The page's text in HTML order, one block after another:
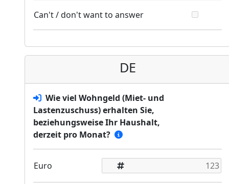
Can't / don't want to answer
DE
Wie viel Wohngeld (Miet- und
Lastenzuschuss) erhalten Sie,
beziehungsweise Ihr Haushalt,
derzeit pro Monat?
Euro